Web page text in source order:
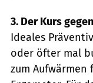
3. Der Kurs
Ideales
oder öfter mal
zum Aufwärmen